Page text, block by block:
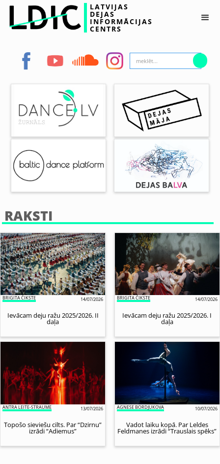
LATVIJAS
DEJAS
INFORMĀCIJAS
CENTRS
RAKSTI
BRIGITA ČIKSTE 14/07/2026
Ievācam deju ražu 2025/2026. II
daļa
BRIGITA ČIKSTE 14/07/2026
Ievācam deju ražu 2025/2026. I
daļa
ANTRA LEITE-STRAUME 13/07/2026
Topošo sieviešu cilts. Par “Dzirnu”
izrādi “Adiemus”
AGNESE BORDJUKOVA 10/07/2026
Vadot laiku kopā. Par Leldes
Feldmanes izrādi “Trauslais spēks”